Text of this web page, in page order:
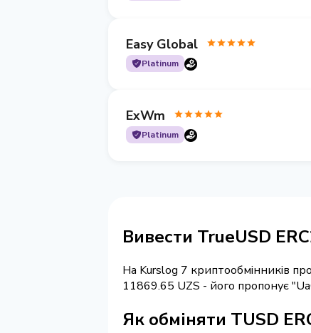
Easy Global
Platinum
ExWm
Platinum
Вивести TrueUSD
На Kurslog 7 криптообмінників
11869.65 UZS - його пропонує
Як обміняти TUSD